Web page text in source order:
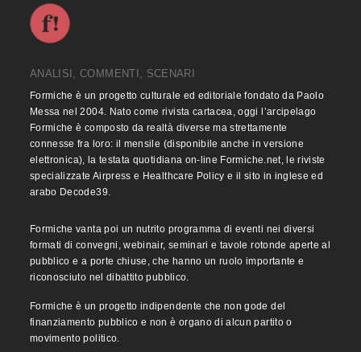
ANALISI, COMMENTI, SCENARI
Formiche è un progetto culturale ed editoriale fondato da Paolo
Messa nel 2004. Nato come rivista cartacea, oggi l’arcipelago
Formiche è composto da realtà diverse ma strettamente
connesse fra loro: il mensile (disponibile anche in versione
elettronica), la testata quotidiana on-line Formiche.net, le riviste
specializzate Airpress e Healthcare Policy e il sito in inglese ed
arabo Decode39.
Formiche vanta poi un nutrito programma di eventi nei diversi
formati di convegni, webinair, seminari e tavole rotonde aperte al
pubblico e a porte chiuse, che hanno un ruolo importante e
riconosciuto nel dibattito pubblico.
Formiche è un progetto indipendente che non gode del
finanziamento pubblico e non è organo di alcun partito o
movimento politico.